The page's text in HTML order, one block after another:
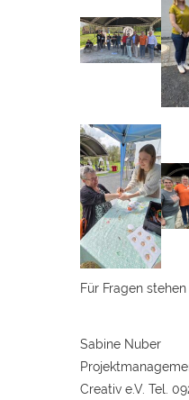
Für Fragen
Sabine Nuber
Creativ e.V. Tel.